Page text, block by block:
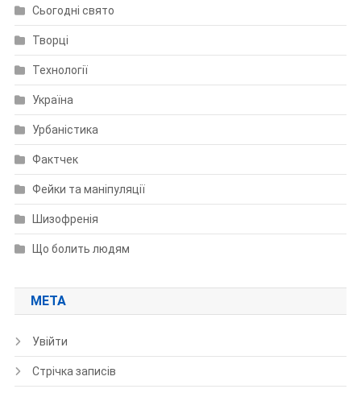
Сьогодні свято
Творці
Технології
Україна
Урбаністика
Фактчек
Фейки та маніпуляції
Шизофренія
Що болить людям
МЕТА
Увійти
Стрічка записів